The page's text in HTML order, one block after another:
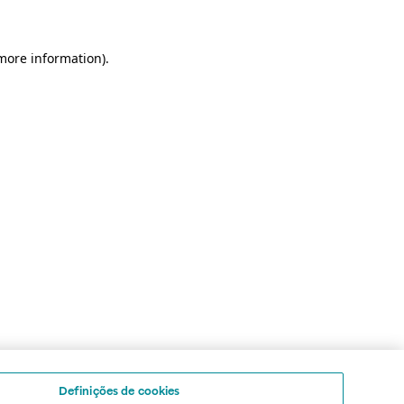
information).
Definições de cookies